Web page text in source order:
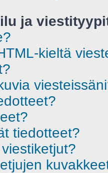
ja
kieltä
tiedotteet?